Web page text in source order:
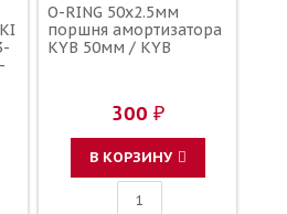
O-RING 50x2.5мм
поршня амортизатора
KYB 50мм / KYB
300 ₽
В КОРЗИНУ